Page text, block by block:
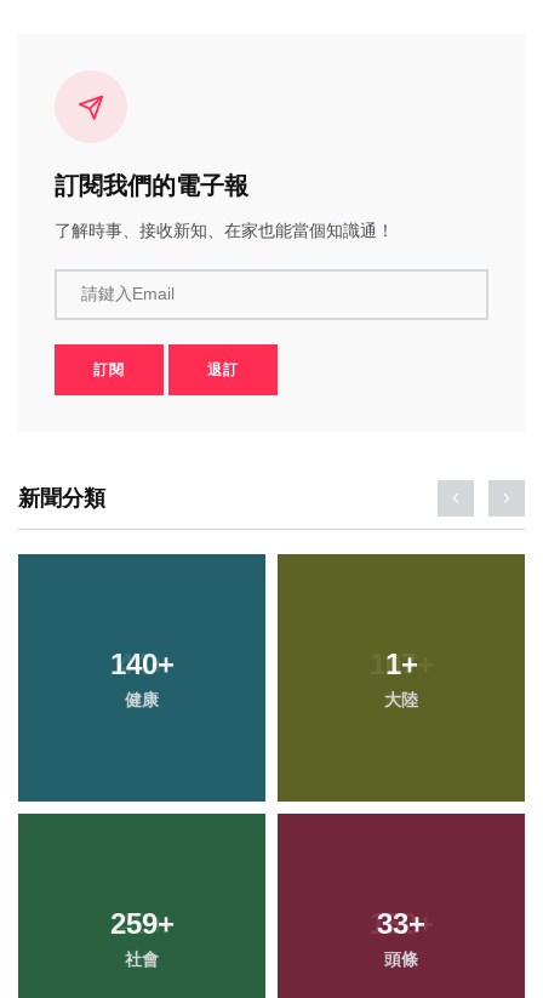
訂閱我們的電子報
了解時事、接收新知、在家也能當個知識通！
請鍵入Email
訂閱 退訂
新聞分類
140+
健康
1+
大陸
259+
社會
33+
頭條